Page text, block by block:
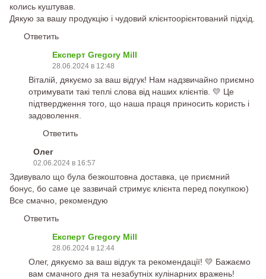
колись куштував.
Дякую за вашу продукцію і чудовий клієнтоорієнтований підхід.
Ответить
Експерт Gregory Mill
28.06.2024 в 12:48
Віталій, дякуємо за ваш відгук! Нам надзвичайно приємно
отримувати такі теплі слова від наших клієнтів. 💛 Це
підтвердження того, що наша праця приносить користь і
задоволення.
Ответить
Олег
02.06.2024 в 16:57
Здивувало що була безкоштовна доставка, це приємний
бонус, бо саме це зазвичай стримує клієнта перед покупкою)
Все смачно, рекомендую
Ответить
Експерт Gregory Mill
28.06.2024 в 12:44
Олег, дякуємо за ваш відгук та рекомендації! 💛 Бажаємо
вам смачного дня та незабутніх кулінарних вражень!